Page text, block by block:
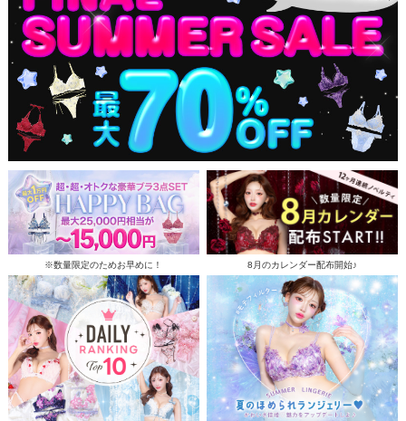
※数量限定のためお早めに！ 8月のカレンダー配布開始♪